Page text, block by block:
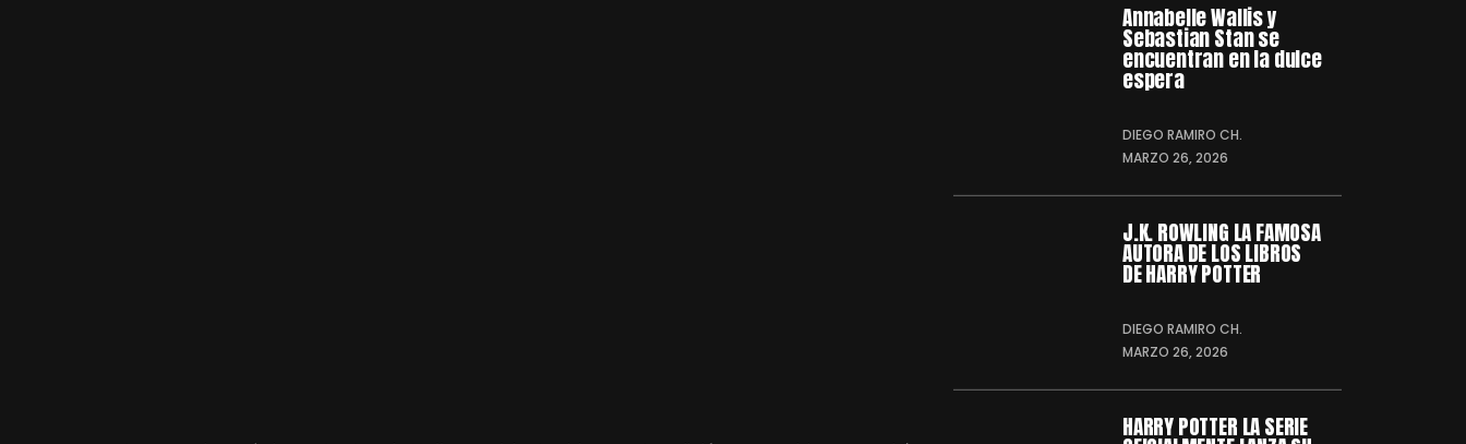
Annabelle Wallis y
Sebastian Stan se
encuentran en la dulce
espera
DIEGO RAMIRO CH.
MARZO 26, 2026
J.K. ROWLING LA FAMOSA
AUTORA DE LOS LIBROS
DE HARRY POTTER
DIEGO RAMIRO CH.
MARZO 26, 2026
HARRY POTTER LA SERIE